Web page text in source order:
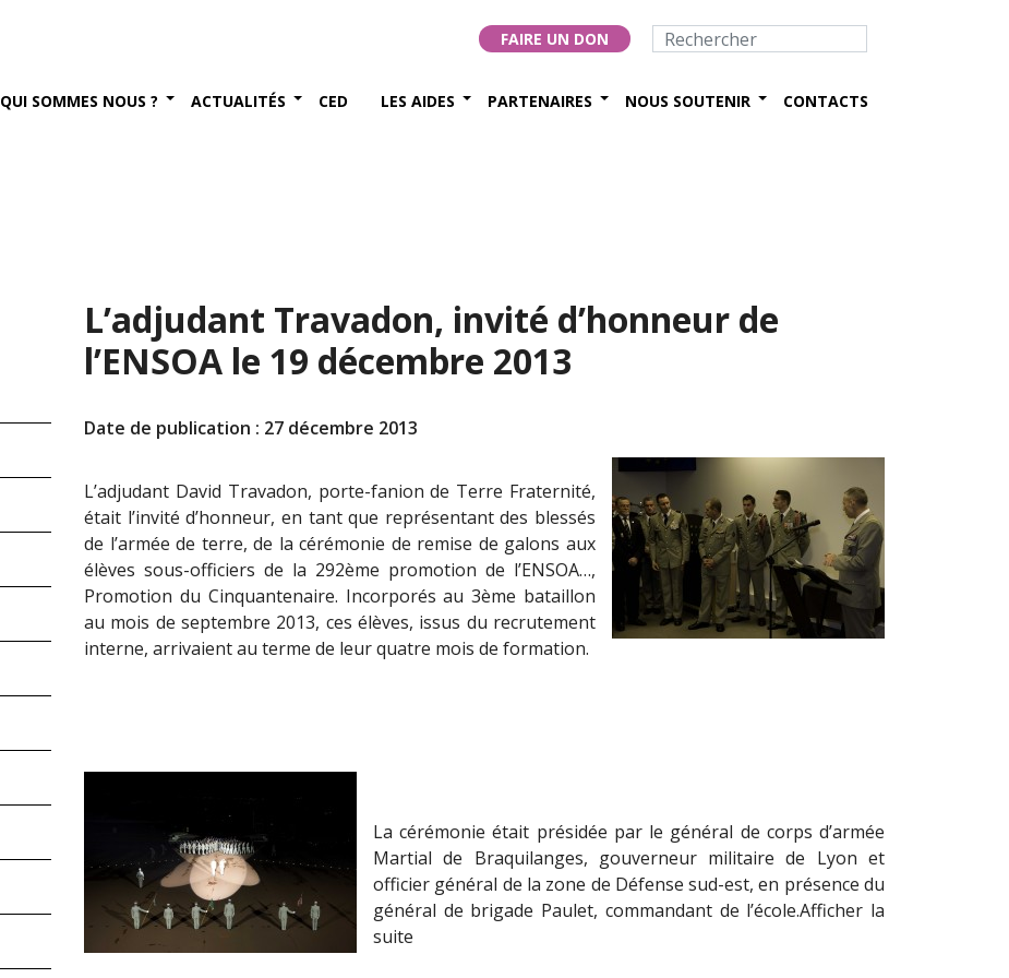
FAIRE UN DON
QUI SOMMES NOUS ? ACTUALITÉS CED LES AIDES PARTENAIRES NOUS SOUTENIR CONTACTS
L’adjudant Travadon, invité d’honneur de
l’ENSOA le 19 décembre 2013
Date de publication : 27 décembre 2013
L’adjudant David Travadon, porte-fanion de Terre Fraternité,
était l’invité d’honneur, en tant que représentant des blessés
de l’armée de terre, de la cérémonie de remise de galons aux
élèves sous-officiers de la 292ème promotion de l’ENSOA…,
Promotion du Cinquantenaire. Incorporés au 3ème bataillon
au mois de septembre 2013, ces élèves, issus du recrutement
interne, arrivaient au terme de leur quatre mois de formation.
La cérémonie était présidée par le général de corps d’armée
Martial de Braquilanges, gouverneur militaire de Lyon et
officier général de la zone de Défense sud-est, en présence du
général de brigade Paulet, commandant de l’école.Afficher la
suite